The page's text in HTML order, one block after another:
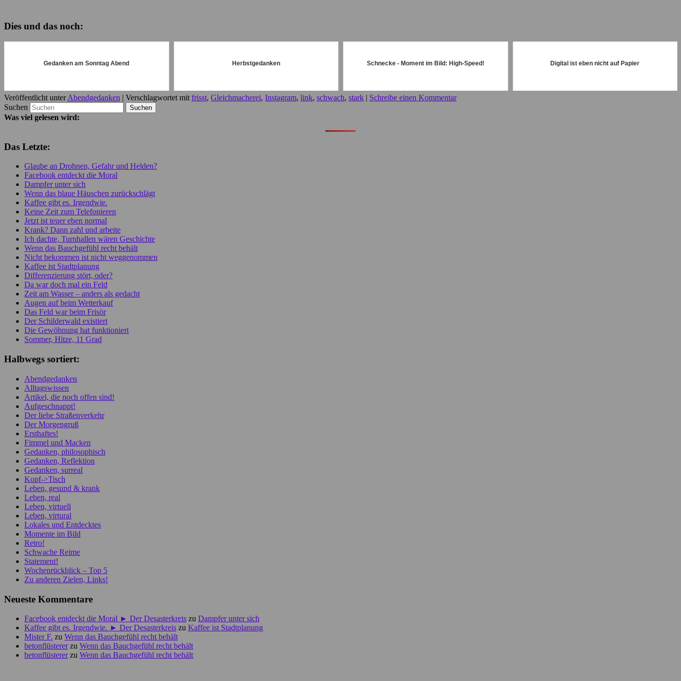
Dies und das noch:
Gedanken am Sonntag Abend Herbstgedanken Schnecke - Moment im Bild: High-Speed! Digital ist eben nicht auf Papier
Veröffentlicht unter Abendgedanken | Verschlagwortet mit frisst, Gleichmacherei, Instagram, link, schwach, stark | Schreibe einen Kommentar
Suchen
Was viel gelesen wird:
Das Letzte:
Glaube an Drohnen, Gefahr und Helden?
Facebook entdeckt die Moral
Dampfer unter sich
Wenn das blaue Häuschen zurückschlägt
Kaffee gibt es. Irgendwie.
Keine Zeit zum Telefonieren
Jetzt ist teuer eben normal
Krank? Dann zahl und arbeite
Ich dachte, Turnhallen wären Geschichte
Wenn das Bauchgefühl recht behält
Nicht bekommen ist nicht weggenommen
Kaffee ist Stadtplanung
Differenzierung stört, oder?
Da war doch mal ein Feld
Zeit am Wasser – anders als gedacht
Augen auf beim Wetterkauf
Das Feld war beim Frisör
Der Schilderwald existiert
Die Gewöhnung hat funktioniert
Sommer, Hitze, 11 Grad
Halbwegs sortiert:
Abendgedanken
Alltagswissen
Artikel, die noch offen sind!
Aufgeschnappt!
Der liebe Straßenverkehr
Der Morgengruß
Ersthaftes!
Fimmel und Macken
Gedanken, philosophisch
Gedanken, Reflektion
Gedanken, surreal
Kopf->Tisch
Leben, gesund & krank
Leben, real
Leben, virtuell
Leben, virtural
Lokales und Entdecktes
Momente im Bild
Retro!
Schwache Reime
Statement!
Wochenrückblick – Top 5
Zu anderen Zielen, Links!
Neueste Kommentare
Facebook entdeckt die Moral ► Der Desasterkreis zu Dampfer unter sich
Kaffee gibt es. Irgendwie. ► Der Desasterkreis zu Kaffee ist Stadtplanung
Mister F. zu Wenn das Bauchgefühl recht behält
betonflüstererzu Wenn das Bauchgefühl recht behält
betonflüstererzu Wenn das Bauchgefühl recht behält